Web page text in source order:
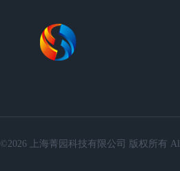
©2026 上海菁园科技有限公司 版权所有 All